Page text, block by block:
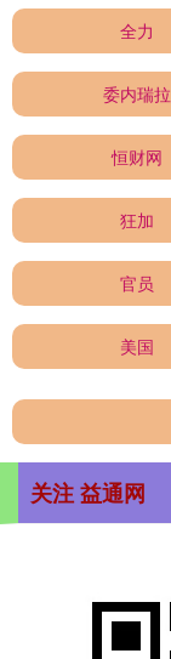
全力
委内瑞拉
恒财网
狂加
官员
美国
关注 益通网